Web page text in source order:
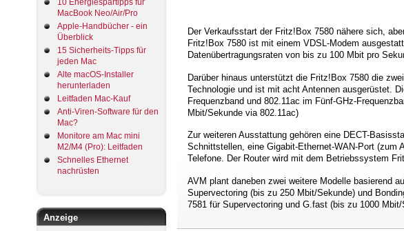
10 Energiespartipps für
MacBook Neo/Air/Pro
Apple-Handbücher - ein
Überblick
15 Sicherheits-Tipps für
jeden Mac
Alte macOS-Installer
herunterladen
Leitfaden Mac-Kauf
Anti-Viren-Software für den
Mac?
Monitore am Mac mini
M2/M4 (Pro): Leitfaden
Schnelles Ethernet
nachrüsten
Anzeige
Der Verkaufsstart der Fritz!Box 7580 nähere sich,
Fritz!Box 7580 ist mit einem VDSL-Modem
Datenübertragungsraten von bis zu 100 Mbit pro
Darüber hinaus unterstützt die Fritz!Box 7580 die
Technologie und ist mit acht Antennen ausgerüstet.
Frequenzband und 802.11ac im Fünf-GHz-
Mbit/Sekunde via 802.11ac)
Zur weiteren Ausstattung gehören eine DECT-
Schnittstellen, eine Gigabit-Ethernet-WAN-Port
Telefone. Der Router wird mit dem Betriebssystem
AVM plant daneben zwei weitere Modelle basierend
Supervectoring (bis zu 250 Mbit/Sekunde) und
7581 für Supervectoring und G.fast (bis zu 1000